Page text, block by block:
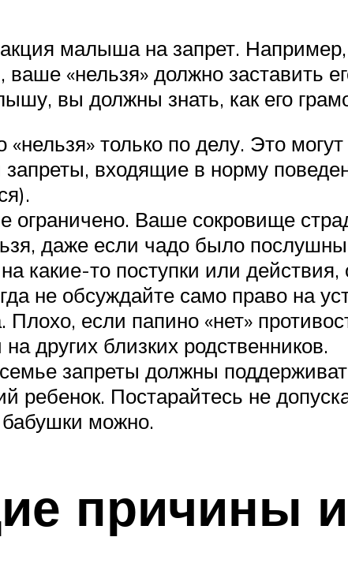
малыша на запрет.
ваше «нельзя» должно заставить
вы должны знать, как его
«нельзя» только по делу. Это
входящие в норму
ограничено. Ваше сокровище
даже если чадо было
какие-то поступки или
не обсуждайте само право на
если папино «нет»
других близких родственников.
запреты должны
ребенок. Постарайтесь не
бабушки можно.
причины